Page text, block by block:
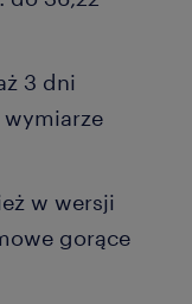
3 dni
w wersji
gorące